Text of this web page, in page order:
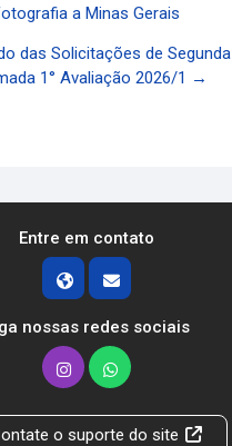
a Minas Gerais
das Solicitações de Segunda
1° Avaliação 2026/1 →
Entre em contato
nossas redes sociais
o suporte do site